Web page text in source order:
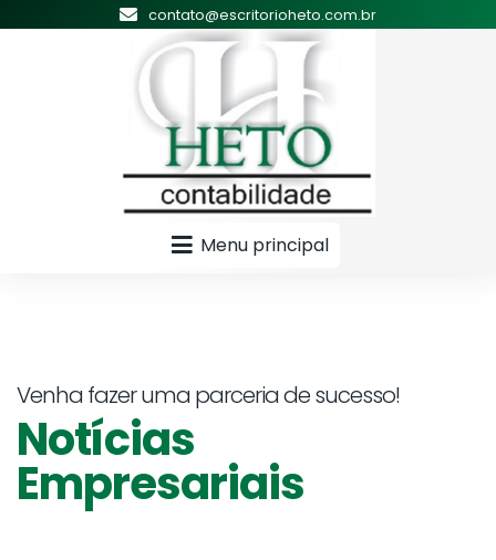
contato@escritorioheto.com.br
Menu principal
Venha fazer uma parceria de sucesso!
Notícias
Empresariais